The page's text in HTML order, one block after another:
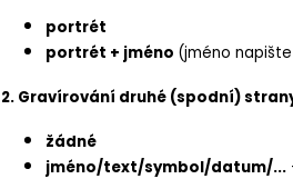
portrét
portrét + jméno (jméno
2. Gravírování druhé (spodní)
žádné
jméno/text/symbol/datum/...